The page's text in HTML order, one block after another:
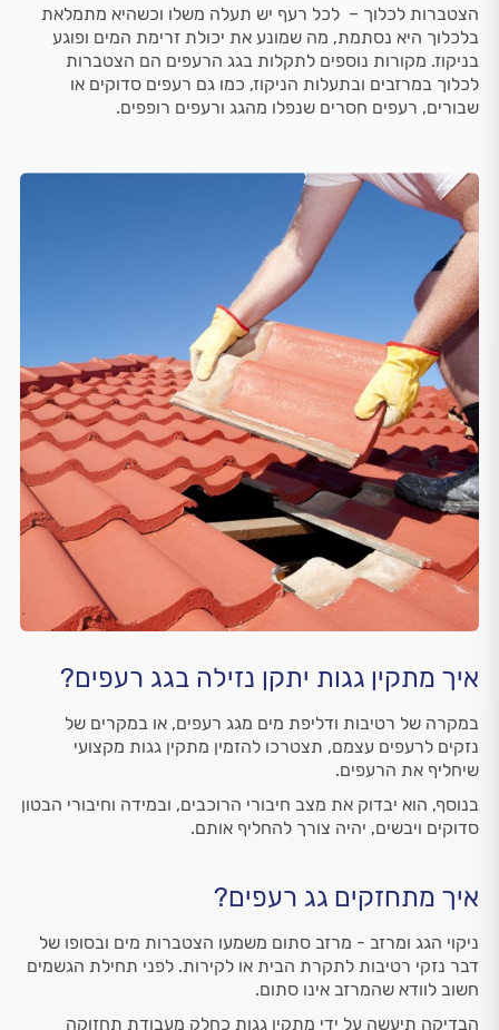
הצטברות לכלוך – לכל רעף יש תעלה משלו וכשהיא מתמלאת
בלכלוך היא נסתמת, מה שמונע את יכולת זרימת המים ופוגע
בניקוז. מקורות נוספים לתקלות בגג הרעפים הם הצטברות
לכלוך במרזבים ובתעלות הניקוז, כמו גם רעפים סדוקים או
שבורים, רעפים חסרים שנפלו מהגג ורעפים רופפים.
איך מתקין גגות יתקן נזילה בגג רעפים?
במקרה של רטיבות ודליפת מים מגג רעפים, או במקרים של
נזקים לרעפים עצמם, תצטרכו להזמין מתקין גגות מקצועי
שיחליף את הרעפים.
בנוסף, הוא יבדוק את מצב חיבורי הרוכבים, ובמידה וחיבורי הבטון
סדוקים ויבשים, יהיה צורך להחליף אותם.
איך מתחזקים גג רעפים?
ניקוי הגג ומרזב - מרזב סתום משמעו הצטברות מים ובסופו של
דבר נזקי רטיבות לתקרת הבית או לקירות. לפני תחילת הגשמים
חשוב לוודא שהמרזב אינו סתום.
הבדיקה תיעשה על ידי מתקין גגות כחלק מעבודת תחזוקה